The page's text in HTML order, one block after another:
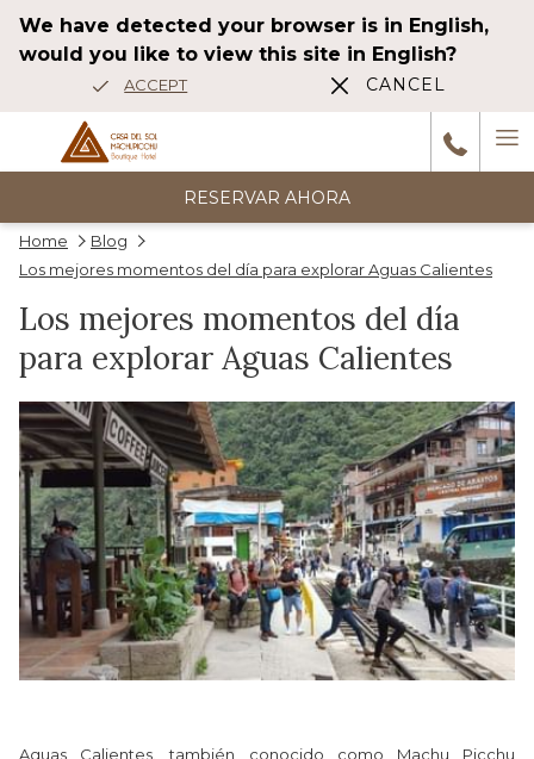
We have detected your browser is in English,
would you like to view this site in English?
ACCEPT CANCEL
RESERVAR AHORA
reseñas
Anterior
Wonderful stay The hotel is beautiful, elegant, and decorated very
room with terrace, jacuzzi, and river view !!Spectacular! The …
HAH_2014df
Home
Blog
Los mejores momentos del día para explorar Aguas Calientes
Los mejores momentos del día
para explorar Aguas Calientes
Aguas Calientes, también conocido como Machu Picchu